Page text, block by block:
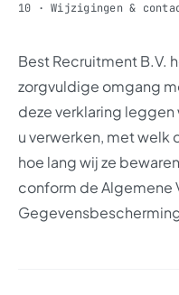
10 · Wijzigingen &
Best Recruitment B.V.
zorgvuldige omgang
deze verklaring
u verwerken, met welk
hoe lang wij ze
conform de Algemene
Gegevensbescherming